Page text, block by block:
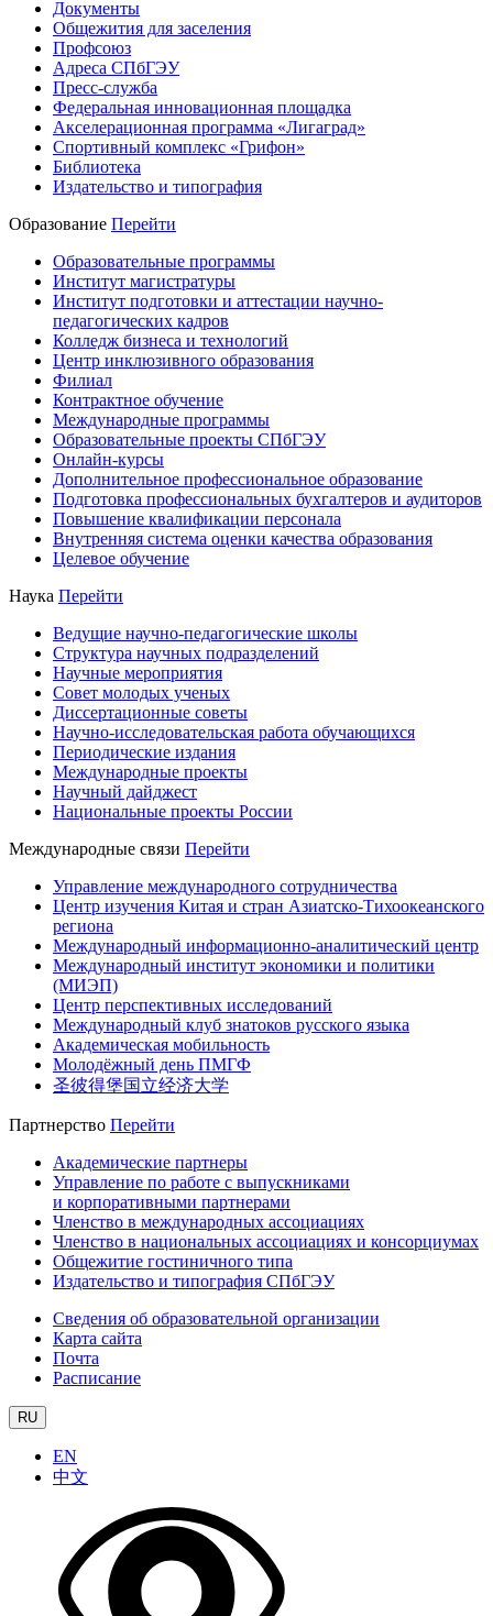
Документы
Общежития для заселения
Профсоюз
Адреса СПбГЭУ
Пресс-служба
Федеральная инновационная площадка
Акселерационная программа «Лигаград»­­
Спортивный комплекс «Грифон»
Библиотека
Издательство и типография
Образование Перейти
Образовательные программы
Институт магистратуры
Институт подготовки и аттестации научно-
педагогических кадров
Колледж бизнеса и технологий
Центр инклюзивного образования
Филиал
Контрактное обучение
Международные программы
Образовательные проекты СПбГЭУ
Онлайн-курсы
Дополнительное профессиональное образование
Подготовка профессиональных бухгалтеров и аудиторов
Повышение квалификации персонала
Внутренняя система оценки качества образования
Целевое обучение
Наука Перейти
Ведущие научно-педагогические школы
Структура научных подразделений
Научные мероприятия
Совет молодых ученых
Диссертационные советы
Научно-исследовательская работа обучающихся
Периодические издания
Международные проекты
Научный дайджест
Национальные проекты России
Международные связи Перейти
Управление международного сотрудничества
Центр изучения Китая и стран Азиатско-Тихоокеанского
региона
Международный информационно-аналитический центр
Международный институт экономики и политики
(МИЭП)
Центр перспективных исследований
Международный клуб знатоков русского языка
Академическая мобильность
Молодёжный день ПМГФ
圣彼得堡国立经济大学
Партнерство Перейти
Академические партнеры
Управление по работе с выпускниками
и корпоративными партнерами
Членство в международных ассоциациях
Членство в национальных ассоциациях и консорциумах
Общежитие гостиничного типа
Издательство и типография СПбГЭУ
Сведения об образовательной организации
Карта сайта
Почта
Расписание
RU
EN
中文